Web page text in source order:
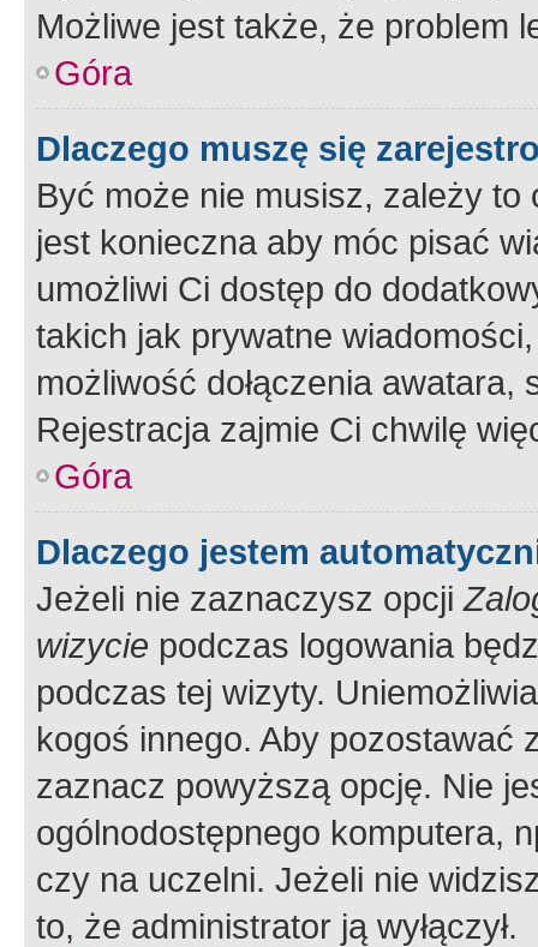
Możliwe jest także, że problem
Góra
Dlaczego muszę się
Być może nie musisz, zależy
jest konieczna aby móc pisać
umożliwi Ci dostęp do
takich jak prywatne
możliwość dołączenia
Rejestracja zajmie Ci chwilę
Góra
Dlaczego jestem
Jeżeli nie zaznaczysz opcji
wizycie podczas logowania
podczas tej wizyty.
kogoś innego. Aby pozostawać
zaznacz powyższą opcję. Nie
ogólnodostępnego komputera,
czy na uczelni. Jeżeli nie
to, że administrator ją wyłączył.